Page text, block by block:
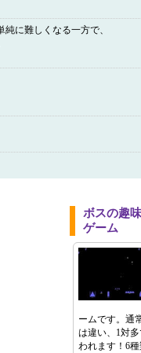
に難しくなる一方で、
ボスの趣
ゲーム
ームです。通
は違い、1対
われます！6